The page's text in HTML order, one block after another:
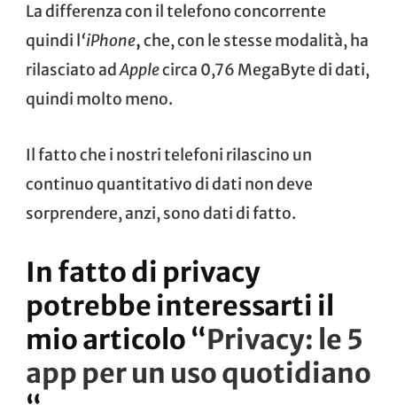
La differenza con il telefono concorrente
quindi l‘iPhone,che, con le stesse modalità, ha
rilasciato adApplecirca 0,76 MegaByte di dati,
quindi molto meno.
Il fatto che i nostri telefoni rilascino un
continuo quantitativo di dati non deve
sorprendere, anzi, sono dati di fatto.
In fatto di privacy
potrebbe interessarti il
mio articolo “Privacy: le 5
app per un uso quotidiano